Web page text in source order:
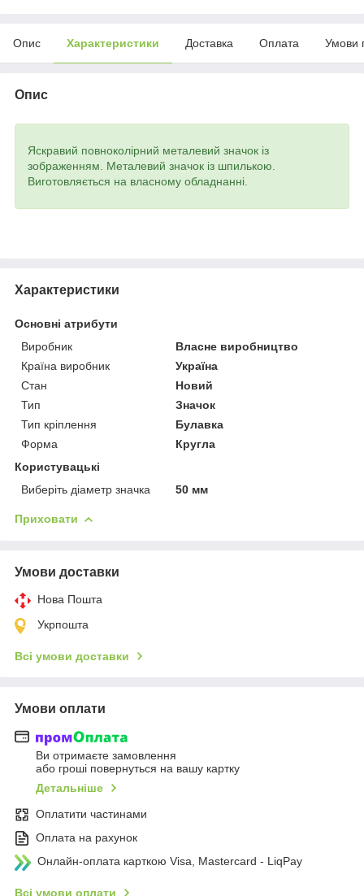
Опис Характеристики Доставка Оплата Умови
Опис
Яскравий повноколірний металевий значок із
зображенням. Металевий значок із шпилькою.
Виготовляється на власному обладнанні.
Характеристики
Основні атрибути
Виробник
Власне виробництво
Країна виробник
Україна
Стан
Новий
Тип
Значок
Тип кріплення
Булавка
Форма
Кругла
Користувацькі
Виберіть діаметр значка
50 мм
Приховати
Умови доставки
Нова Пошта
Укрпошта
Всі умови доставки
Умови оплати
Ви отримаєте замовлення
або гроші повернуться на вашу картку
Детальніше
Оплатити частинами
Оплата на рахунок
Онлайн-оплата карткою Visa, Mastercard - LiqPay
Всі умови оплати